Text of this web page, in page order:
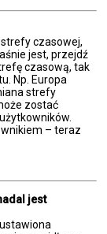
czasowej,
jest, przejdź
czasową, tak
Np. Europa
strefy
zostać
– teraz
jest